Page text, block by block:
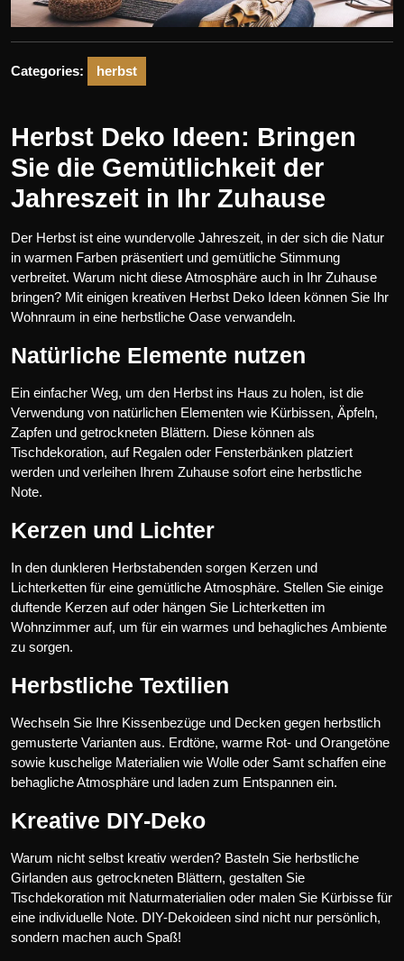
Categories: herbst
Herbst Deko Ideen: Bringen
Sie die Gemütlichkeit der
Jahreszeit in Ihr Zuhause
Der Herbst ist eine wundervolle Jahreszeit, in der sich die Natur
in warmen Farben präsentiert und gemütliche Stimmung
verbreitet. Warum nicht diese Atmosphäre auch in Ihr Zuhause
bringen? Mit einigen kreativen Herbst Deko Ideen können Sie Ihr
Wohnraum in eine herbstliche Oase verwandeln.
Natürliche Elemente nutzen
Ein einfacher Weg, um den Herbst ins Haus zu holen, ist die
Verwendung von natürlichen Elementen wie Kürbissen, Äpfeln,
Zapfen und getrockneten Blättern. Diese können als
Tischdekoration, auf Regalen oder Fensterbänken platziert
werden und verleihen Ihrem Zuhause sofort eine herbstliche
Note.
Kerzen und Lichter
In den dunkleren Herbstabenden sorgen Kerzen und
Lichterketten für eine gemütliche Atmosphäre. Stellen Sie einige
duftende Kerzen auf oder hängen Sie Lichterketten im
Wohnzimmer auf, um für ein warmes und behagliches Ambiente
zu sorgen.
Herbstliche Textilien
Wechseln Sie Ihre Kissenbezüge und Decken gegen herbstlich
gemusterte Varianten aus. Erdtöne, warme Rot- und Orangetöne
sowie kuschelige Materialien wie Wolle oder Samt schaffen eine
behagliche Atmosphäre und laden zum Entspannen ein.
Kreative DIY-Deko
Warum nicht selbst kreativ werden? Basteln Sie herbstliche
Girlanden aus getrockneten Blättern, gestalten Sie
Tischdekoration mit Naturmaterialien oder malen Sie Kürbisse für
eine individuelle Note. DIY-Dekoideen sind nicht nur persönlich,
sondern machen auch Spaß!